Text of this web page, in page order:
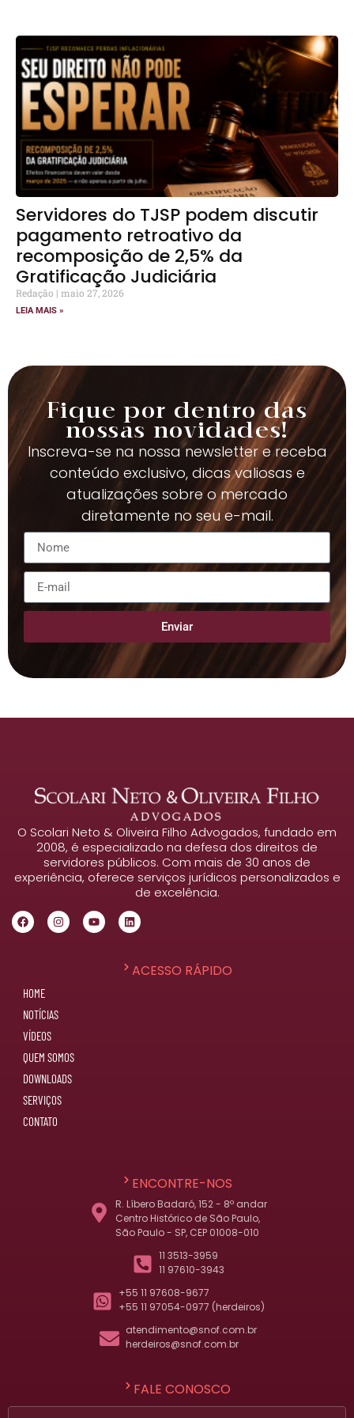
Servidores do TJSP podem discutir
pagamento retroativo da
recomposição de 2,5% da
Gratificação Judiciária
Redação maio 27, 2026
LEIA MAIS »
Fique por dentro das
nossas novidades!
Inscreva-se na nossa newsletter e receba
conteúdo exclusivo, dicas valiosas e
atualizações sobre o mercado
diretamente no seu e-mail.
Enviar
O Scolari Neto & Oliveira Filho Advogados, fundado em
2008, é especializado na defesa dos direitos de
servidores públicos. Com mais de 30 anos de
experiência, oferece serviços jurídicos personalizados e
de excelência.
ACESSO RÁPIDO
HOME
NOTÍCIAS
VÍDEOS
QUEM SOMOS
DOWNLOADS
SERVIÇOS
CONTATO
ENCONTRE-NOS
R. Líbero Badaró, 152 - 8º andar
Centro Histórico de São Paulo,
São Paulo - SP, CEP 01008-010
11 3513-3959
11 97610-3943
+55 11 97608-9677
+55 11 97054-0977 (herdeiros)
atendimento@snof.com.br
herdeiros@snof.com.br
FALE CONOSCO